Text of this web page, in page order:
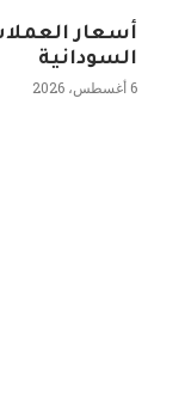
أسعار
السودانية
6 أغسطس، 2026